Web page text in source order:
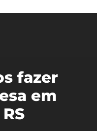
fazer
em